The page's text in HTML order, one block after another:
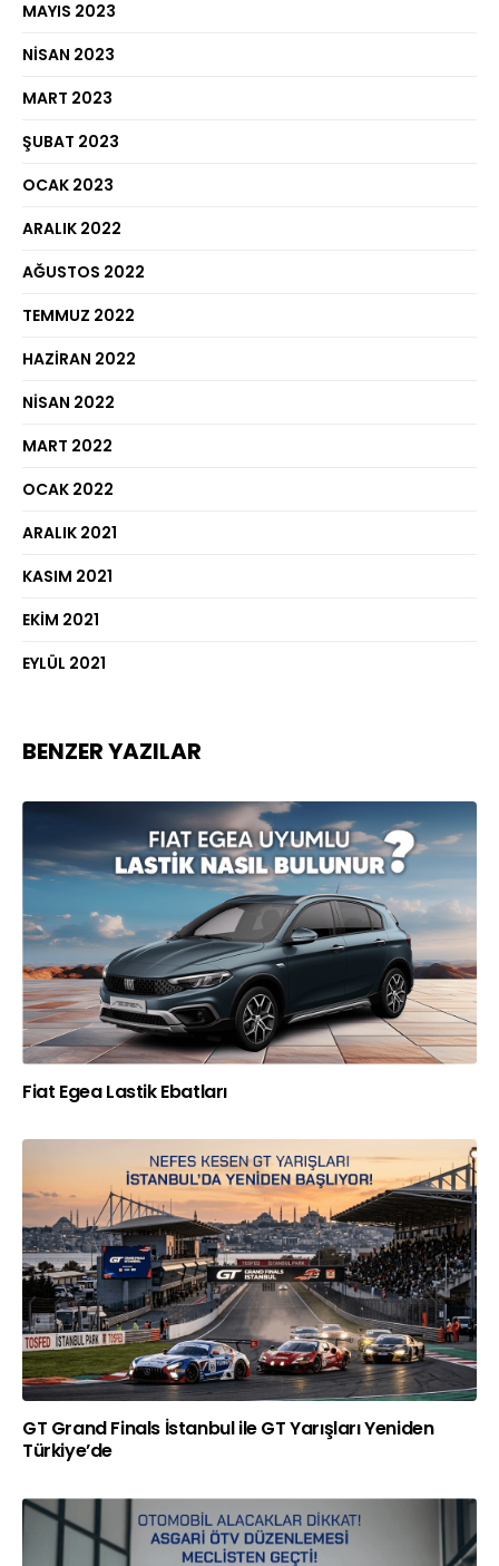
MAYIS 2023
NISAN 2023
MART 2023
ŞUBAT 2023
OCAK 2023
ARALIK 2022
AĞUSTOS 2022
TEMMUZ 2022
HAZIRAN 2022
NISAN 2022
MART 2022
OCAK 2022
ARALIK 2021
KASIM 2021
EKIM 2021
EYLÜL 2021
BENZER YAZILAR
Fiat Egea Lastik Ebatları
GT Grand Finals İstanbul ile GT Yarışları Yeniden
Türkiye’de